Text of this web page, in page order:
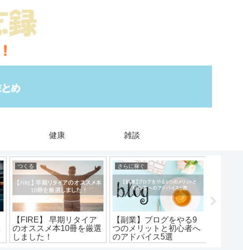
健康 雑談
つくる
【FIRE】 早期リタイア
のオススメ本10冊を厳選
しました！
さらに稼ぐ
【副業】ブログをやる9
つのメリットと初心者へ
のアドバイス5選